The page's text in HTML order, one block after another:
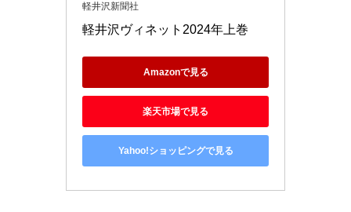
軽井沢新聞社
軽井沢ヴィネット2024年上巻
Amazonで見る
楽天市場で見る
Yahoo!ショッピングで見る